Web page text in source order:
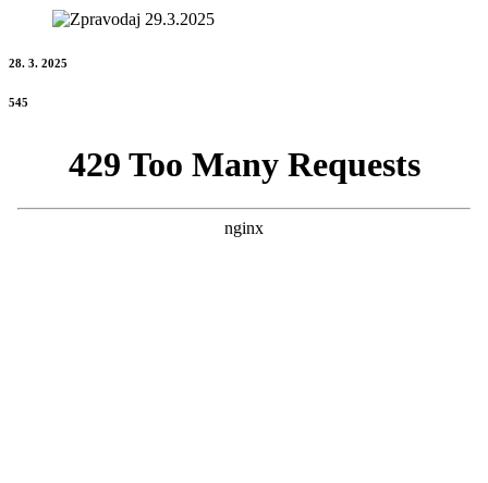
28. 3. 2025
545